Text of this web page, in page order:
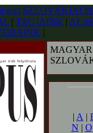
| TAGJAINK |
|
| A |
N | O